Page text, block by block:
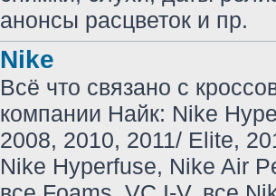
анонсы расцветок и пр.
Nike
Всё что связано с
компании Найк: Nike
2008, 2010, 2011/ Elite,
Nike Hyperfuse, Nike Air